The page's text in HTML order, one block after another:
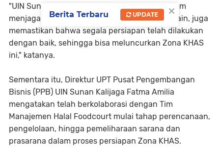
"UIN Sunan Kalijaga terus berupaya keras dalam
menjaga keberlanjutan Zona KHAS ini. Di sisi lain, juga
memastikan bahwa segala persiapan telah dilakukan
dengan baik, sehingga bisa meluncurkan Zona KHAS
ini," katanya.
Sementara itu, Direktur UPT Pusat Pengembangan
Bisnis (PPB) UIN Sunan Kalijaga Fatma Amilia
mengatakan telah berkolaborasi dengan Tim
Manajemen Halal Foodcourt mulai tahap perencanaan,
pengelolaan, hingga pemeliharaan sarana dan
prasarana dalam proses persiapan Zona KHAS.
×
Berita Terbaru UPDATE